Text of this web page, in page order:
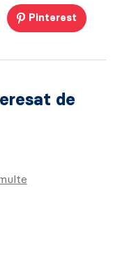
Pinterest
de